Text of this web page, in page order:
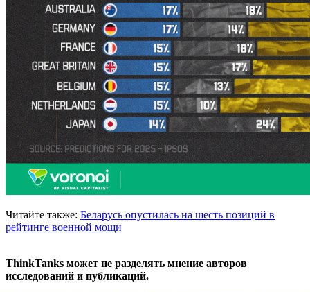
Читайте также: Беларусь опустилась на шесть позиций в
рейтинге военной мощи
ThinkTanks может не разделять мнение авторов
исследований и публикаций.